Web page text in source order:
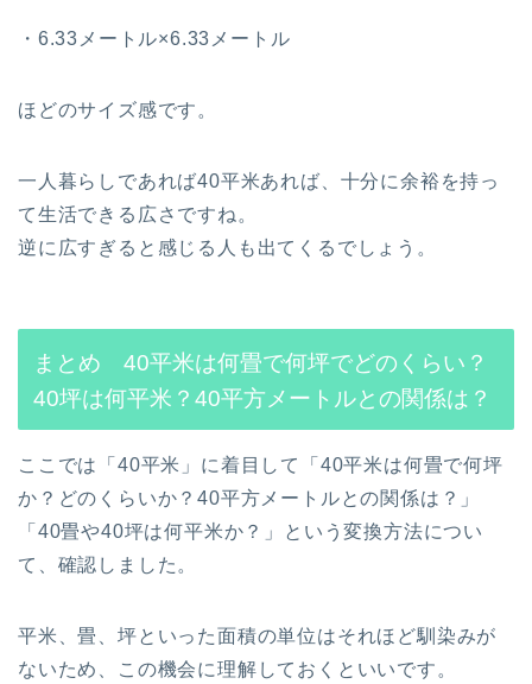
・6.33メートル×6.33メートル
ほどのサイズ感です。
一人暮らしであれば40平米あれば、十分に余裕を持っ
て生活できる広さですね。
逆に広すぎると感じる人も出てくるでしょう。
まとめ 40平米は何畳で何坪でどのくらい？
40坪は何平米？40平方メートルとの関係は？
ここでは「40平米」に着目して「40平米は何畳で何坪
か？どのくらいか？40平方メートルとの関係は？」
「40畳や40坪は何平米か？」という変換方法につい
て、確認しました。
平米、畳、坪といった面積の単位はそれほど馴染みが
ないため、この機会に理解しておくといいです。